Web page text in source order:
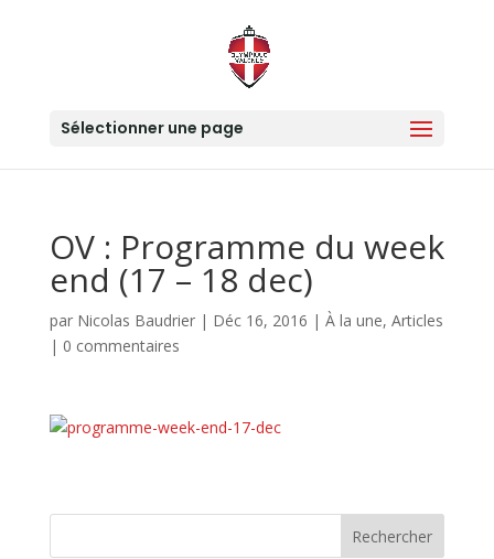
Sélectionner une page
OV : Programme du week
end (17 – 18 dec)
par Nicolas Baudrier| Déc 16, 2016 | À la une, Articles
| 0 commentaires
Rechercher